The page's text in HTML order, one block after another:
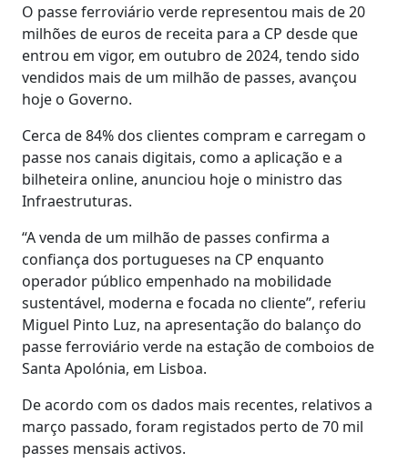
O passe ferroviário verde representou mais de 20
milhões de euros de receita para a CP desde que
entrou em vigor, em outubro de 2024, tendo sido
vendidos mais de um milhão de passes, avançou
hoje o Governo.
Cerca de 84% dos clientes compram e carregam o
passe nos canais digitais, como a aplicação e a
bilheteira online, anunciou hoje o ministro das
Infraestruturas.
“A venda de um milhão de passes confirma a
confiança dos portugueses na CP enquanto
operador público empenhado na mobilidade
sustentável, moderna e focada no cliente”, referiu
Miguel Pinto Luz, na apresentação do balanço do
passe ferroviário verde na estação de comboios de
Santa Apolónia, em Lisboa.
De acordo com os dados mais recentes, relativos a
março passado, foram registados perto de 70 mil
passes mensais activos.